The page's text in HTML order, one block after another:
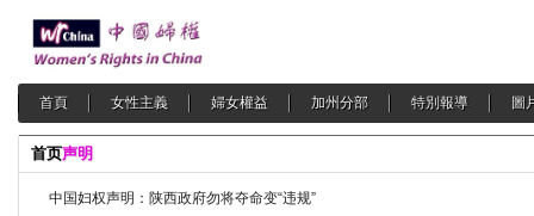
首頁 女性主義 婦女權益 加州分部 特別報導 圖
首页声明
中国妇权声明：陕西政府勿将夺命变“违规”